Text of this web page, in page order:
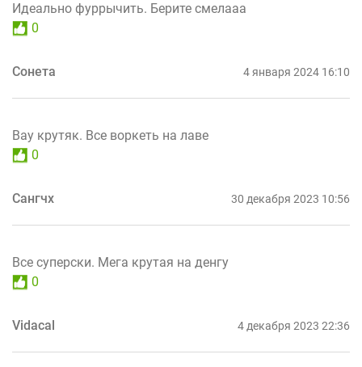
Идеально фуррычить. Берите смелааа
0
Сонета 4 января 2024 16:10
Вау крутяк. Все воркеть на лаве
0
Сангчх 30 декабря 2023 10:56
Все суперски. Мега крутая на денгу
0
Vidacal 4 декабря 2023 22:36